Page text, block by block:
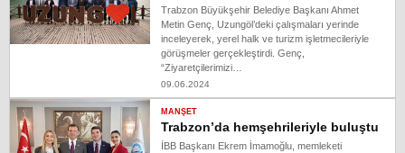
Trabzon Büyükşehir Belediye Başkanı Ahmet
Metin Genç, Uzungöl’deki çalışmaları yerinde
inceleyerek, yerel halk ve turizm işletmecileriyle
görüşmeler gerçekleştirdi. Genç,
“Ziyaretçilerimizi…
09.06.2024
MANŞET
Trabzon’da hemşehrileriyle buluştu
İBB Başkanı Ekrem İmamoğlu, memleketi